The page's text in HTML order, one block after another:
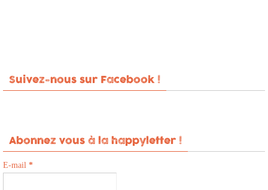
Suivez-nous sur Facebook !
Abonnez vous à la happyletter !
E-mail *